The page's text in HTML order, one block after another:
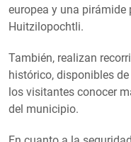
europea y una
Huitzilopochtli.
También, realizan
histórico, disponibles
los visitantes conocer
del municipio.